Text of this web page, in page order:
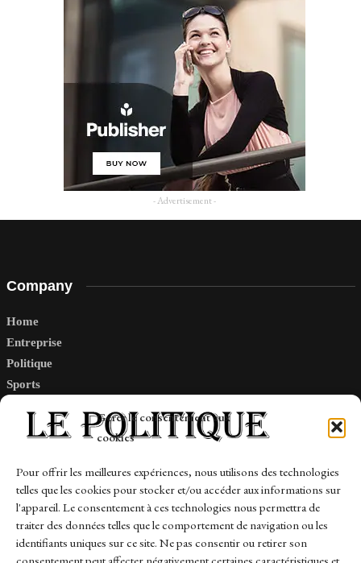
Gérer le consentement aux
cookies
Pour offrir les meilleures expériences, nous utilisons des technologies
telles que les cookies pour stocker et/ou accéder aux informations sur
l'appareil. Le consentement à ces technologies nous permettra de
traiter des données telles que le comportement de navigation ou les
identifiants uniques sur ce site. Ne pas consentir ou retirer son
- Advertisement -
Company
Home
Entreprise
Politique
Sports
Links
Contact
Sitemap